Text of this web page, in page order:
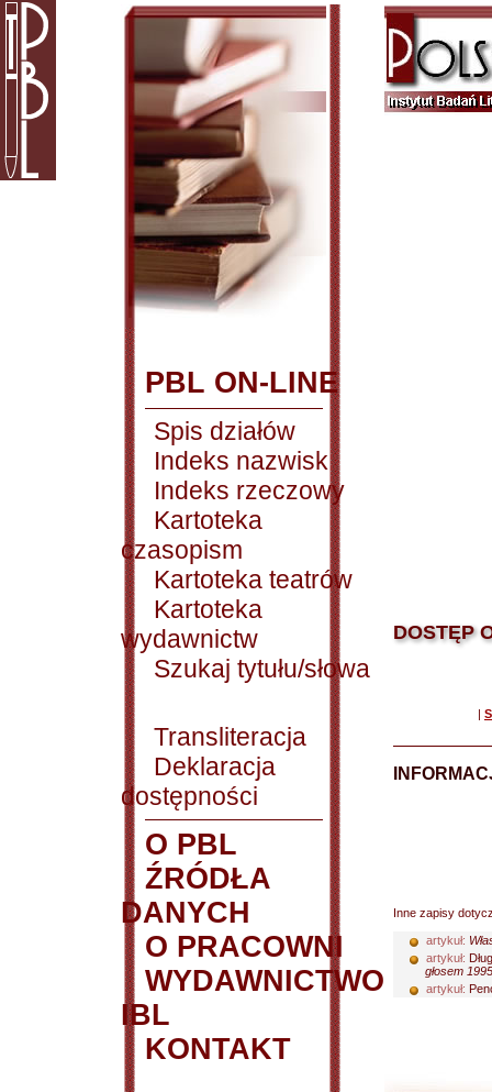
PBL ON-LINE
Spis działów
Indeks nazwisk
Indeks rzeczowy
Kartoteka
czasopism
Kartoteka teatrów
Kartoteka
wydawnictw
Szukaj tytułu/słowa
Transliteracja
Deklaracja
dostępności
O PBL
ŹRÓDŁA
DANYCH
O PRACOWNI
WYDAWNICTWO
IBL
KONTAKT
DOSTĘP
|
Inne zapisy
artykuł:
artykuł:
głosem
artykuł: